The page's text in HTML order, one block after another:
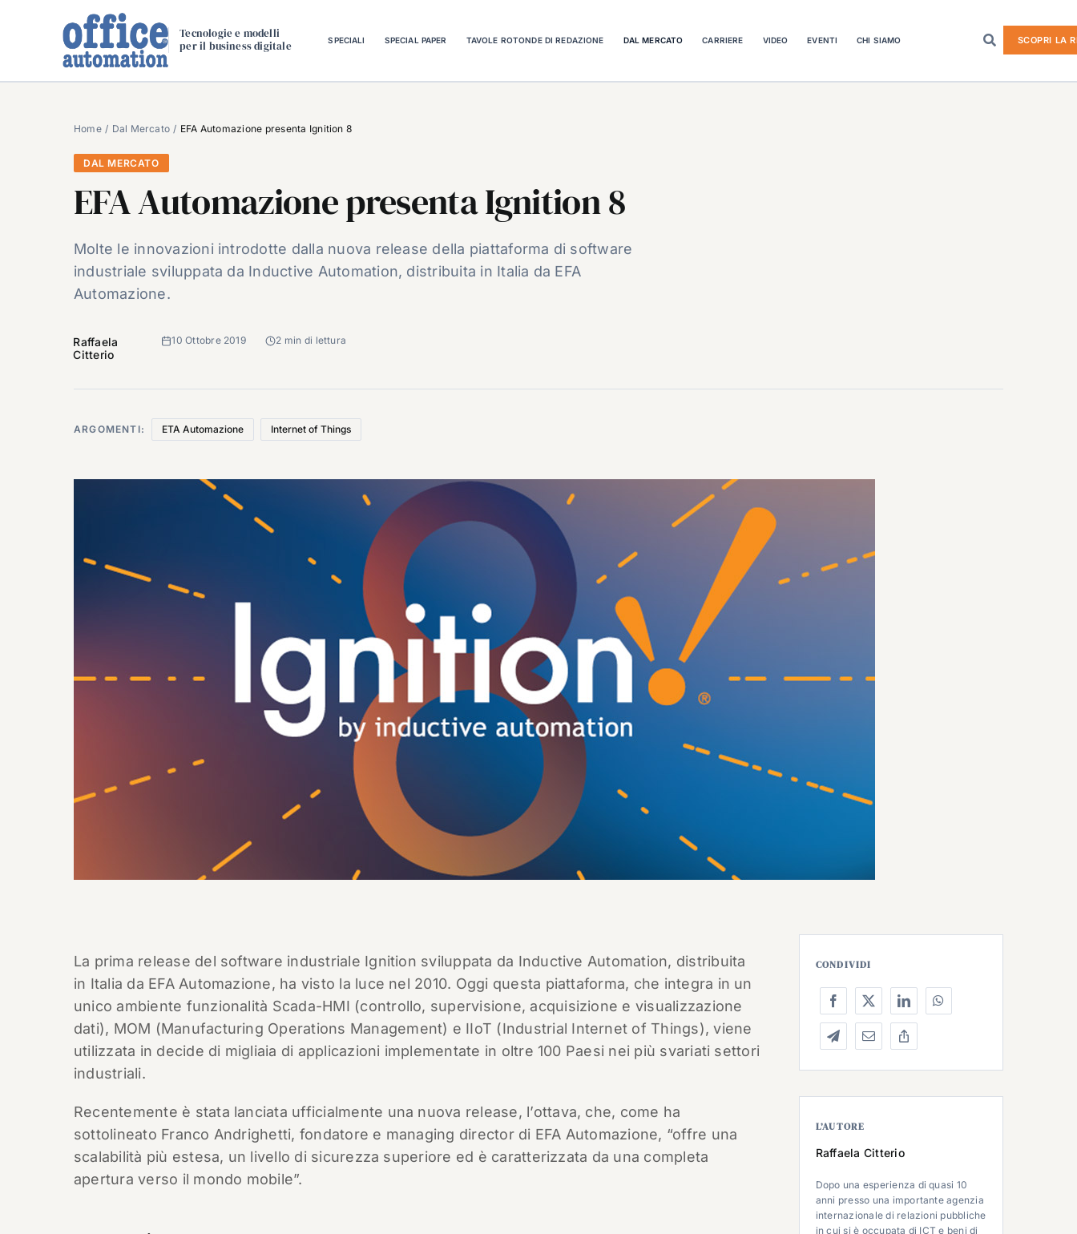
Tecnologie e modelli
per il business digitale
SPECIALI SPECIAL PAPER TAVOLE ROTONDE DI REDAZIONE DAL MERCATO CARRIERE VIDEO EVENTI CHI SIAMO SCOPRI LA
Home Dal Mercato EFA Automazione presenta Ignition 8
DAL MERCATO
EFA Automazione presenta Ignition 8
Molte le innovazioni introdotte dalla nuova release della piattaforma di software
industriale sviluppata da Inductive Automation, distribuita in Italia da EFA
Automazione.
Raffaela
Citterio
10 Ottobre 2019 2 min di lettura
ARGOMENTI: ETA Automazione Internet of Things
La prima release del software industriale Ignition sviluppata da Inductive Automation, distribuita
in Italia da EFA Automazione, ha visto la luce nel 2010. Oggi questa piattaforma, che integra in un
unico ambiente funzionalità Scada-HMI (controllo, supervisione, acquisizione e visualizzazione
dati), MOM (Manufacturing Operations Management) e IIoT (Industrial Internet of Things), viene
utilizzata in decide di migliaia di applicazioni implementate in oltre 100 Paesi nei più svariati settori
industriali.
Recentemente è stata lanciata ufficialmente una nuova release, l’ottava, che, come ha
sottolineato Franco Andrighetti, fondatore e managing director di EFA Automazione, “offre una
scalabilità più estesa, un livello di sicurezza superiore ed è caratterizzata da una completa
apertura verso il mondo mobile”.
CONDIVIDI
L’AUTORE
Raffaela Citterio
Dopo una esperienza di quasi 10
anni presso una importante agenzia
internazionale di relazioni pubbliche
in cui si è occupata di ICT e beni di